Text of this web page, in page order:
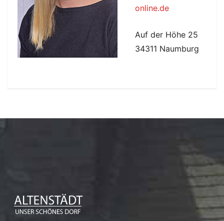
online.de
Auf der Höhe 25
34311 Naumburg